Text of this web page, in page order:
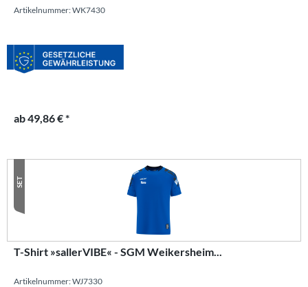
Artikelnummer: WK7430
ab 49,86 € *
SET
T-Shirt »sallerVIBE« - SGM Weikersheim...
Artikelnummer: WJ7330